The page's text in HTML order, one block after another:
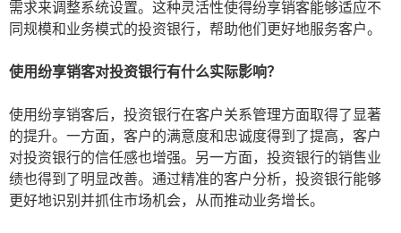
需求来调整系统设置。这种灵活性使得纷享销客能够适应不
同规模和业务模式的投资银行，帮助他们更好地服务客户。
使用纷享销客对投资银行有什么实际影响？
使用纷享销客后，投资银行在客户关系管理方面取得了显著
的提升。一方面，客户的满意度和忠诚度得到了提高，客户
对投资银行的信任感也增强。另一方面，投资银行的销售业
绩也得到了明显改善。通过精准的客户分析，投资银行能够
更好地识别并抓住市场机会，从而推动业务增长。